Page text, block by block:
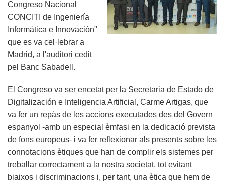
Congreso Nacional
CONCITI de Ingeniería
Informática e Innovación"
que es va cel·lebrar a
Madrid, a l'auditori cedit
pel Banc Sabadell.
El Congreso va ser encetat per la Secretaria de Estado de
Digitalización e Inteligencia Artificial, Carme Artigas, que
va fer un repàs de les accions executades des del Govern
espanyol -amb un especial èmfasi en la dedicació prevista
de fons europeus- i va fer reflexionar als presents sobre les
connotacions ètiques que han de complir els sistemes per
treballar correctament a la nostra societat, tot evitant
biaixos i discriminacions i, per tant, una ètica que hem de